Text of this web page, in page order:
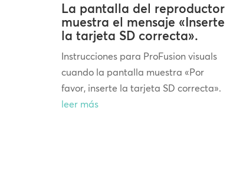
La pantalla del reproductor
muestra el mensaje «Inserte
la tarjeta SD correcta».
Instrucciones para ProFusion visuals
cuando la pantalla muestra «Por
favor, inserte la tarjeta SD correcta».
leer más